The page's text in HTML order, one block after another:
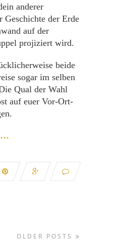
anderer
der Erde
auf der
projiziert wird.
beide
sogar im selben
Qual der Wahl
auf euer Vor-Ort-
OLDER POSTS